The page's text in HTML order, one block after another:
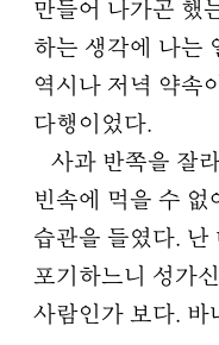
검색
만들어 나가곤 했
하는 생각에 나는
역시나 저녁 약속
다행이었다.
사과 반쪽을 잘
빈속에 먹을 수 없
습관을 들였다. 난
포기하느니 성가
사람인가 보다. 바